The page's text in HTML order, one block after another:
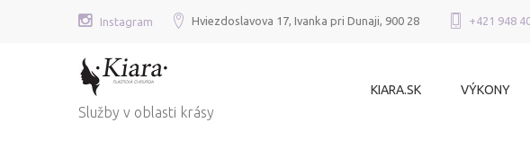
Instagram Hviezdoslavova 17, Ivanka pri Dunaji, 900 28 +421 948
Služby v oblasti krásy
KIARA.SK VÝKONY